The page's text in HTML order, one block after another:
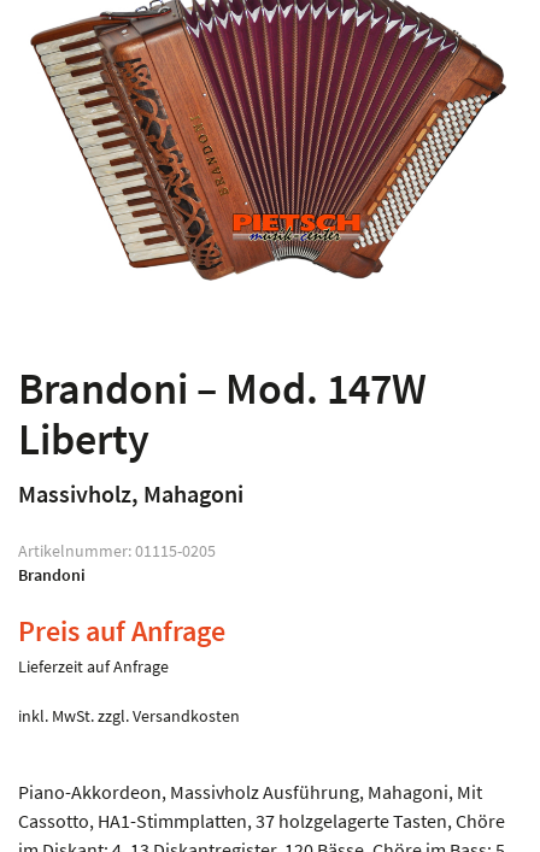
Brandoni – Mod. 147W
Liberty
Massivholz, Mahagoni
Artikelnummer:01115-0205
Brandoni
Preis auf Anfrage
Lieferzeit auf Anfrage
inkl. MwSt.zzgl.Versandkosten
Piano-Akkordeon, Massivholz Ausführung, Mahagoni, Mit
Cassotto, HA1-Stimmplatten, 37 holzgelagerte Tasten, Chöre